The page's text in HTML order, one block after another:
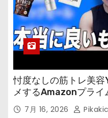
忖度なしの筋トレ美
メするAmazonプライ
の 7月 16, 2026